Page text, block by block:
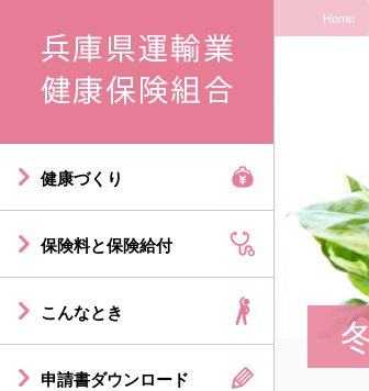
健康づくり
保険料と保険給付
こんなとき
申請書ダウンロード
Home